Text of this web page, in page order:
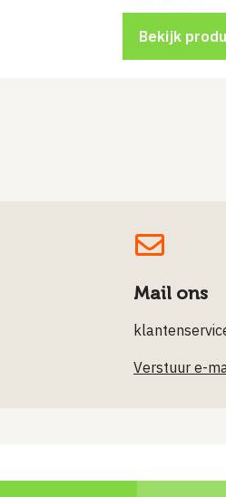
Bekijk
Mail ons
Verstuur e-